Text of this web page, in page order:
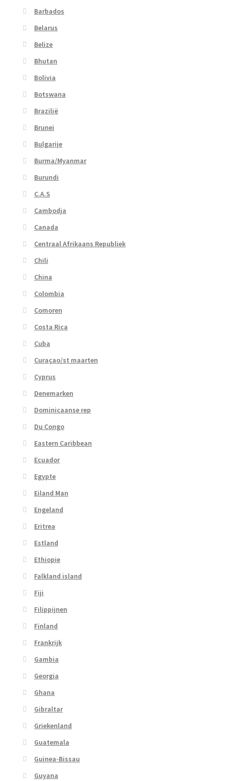
Barbados
Belarus
Belize
Bhutan
Bolivia
Botswana
Brazilië
Brunei
Bulgarije
Burma/Myanmar
Burundi
C.A.S
Cambodja
Canada
Centraal Afrikaans Republiek
Chili
China
Colombia
Comoren
Costa Rica
Cuba
Curaçao/st maarten
Cyprus
Denemarken
Dominicaanse rep
Du Congo
Eastern Caribbean
Ecuador
Egypte
Eiland Man
Engeland
Eritrea
Estland
Ethiopie
Falkland island
Fiji
Filippijnen
Finland
Frankrijk
Gambia
Georgia
Ghana
Gibraltar
Griekenland
Guatemala
Guinea-Bissau
Guyana